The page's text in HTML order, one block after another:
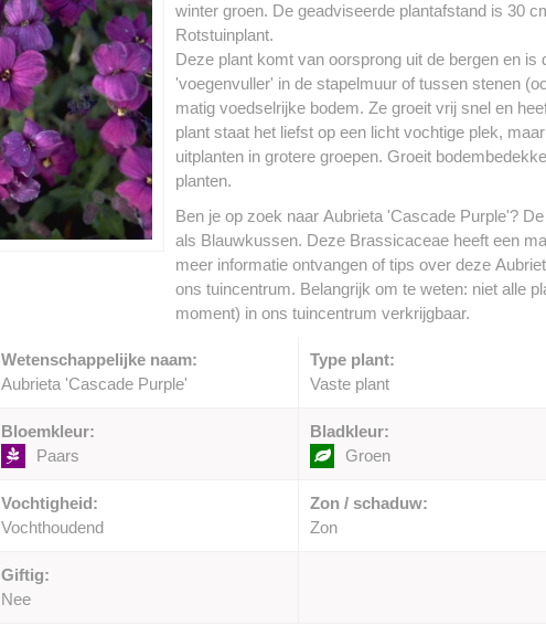
winter groen. De geadviseerde plantafstand is 30
Rotstuinplant.
Deze plant komt van oorsprong uit de bergen en
'voegenvuller' in de stapelmuur of tussen stenen
matig voedselrijke bodem. Ze groeit vrij snel en
plant staat het liefst op een licht vochtige plek,
uitplanten in grotere groepen. Groeit
planten.
Ben je op zoek naar Aubrieta 'Cascade Purple'?
als Blauwkussen. Deze Brassicaceae heeft een
meer informatie ontvangen of tips over deze
ons tuincentrum. Belangrijk om te weten: niet alle
moment) in ons tuincentrum verkrijgbaar.
Wetenschappelijke naam:
Aubrieta 'Cascade Purple'
Type plant:
Vaste plant
Bloemkleur:
Paars
Bladkleur:
Groen
Vochtigheid:
Vochthoudend
Zon / schaduw:
Zon
Giftig:
Nee